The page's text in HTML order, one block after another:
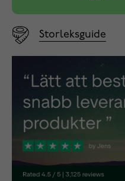
Storleksguide